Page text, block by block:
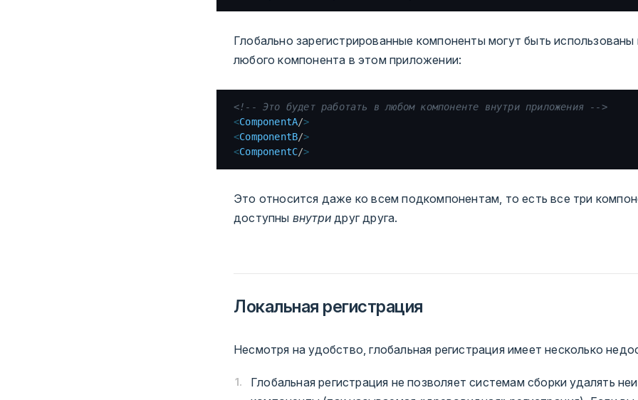
Глобально зарегистрированные компоненты могут быть
любого компонента в этом приложении:
<!-- Это будет работать в любом компоненте внутри приложения -->
<ComponentA/>
<ComponentB/>
<ComponentC/>
Это относится даже ко всем подкомпонентам, то есть все три
доступны внутри друг друга.
Локальная регистрация
Несмотря на удобство, глобальная регистрация имеет несколько
Глобальная регистрация не позволяет системам сборки удалять